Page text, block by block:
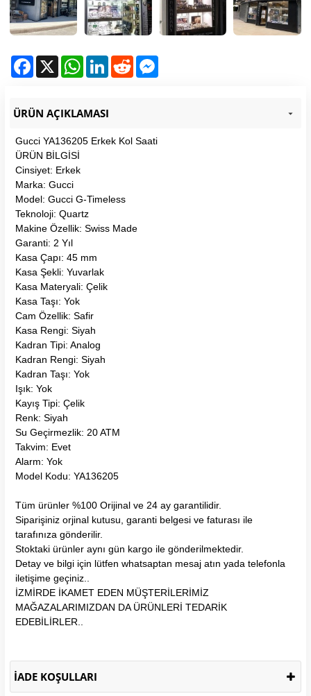
Facebook WhatsAppLinkedInReddit
ÜRÜN AÇIKLAMASI
Gucci YA136205 Erkek Kol Saati
ÜRÜN BİLGİSİ
Cinsiyet: Erkek
Marka: Gucci
Model: Gucci G-Timeless
Teknoloji: Quartz
Makine Özellik: Swiss Made
Garanti: 2 Yıl
Kasa Çapı: 45 mm
Kasa Şekli: Yuvarlak
Kasa Materyali: Çelik
Kasa Taşı: Yok
Cam Özellik: Safir
Kasa Rengi: Siyah
Kadran Tipi: Analog
Kadran Rengi: Siyah
Kadran Taşı: Yok
Işık: Yok
Kayış Tipi: Çelik
Renk: Siyah
Su Geçirmezlik: 20 ATM
Takvim: Evet
Alarm: Yok
Model Kodu: YA136205
Tüm ürünler %100 Orijinal ve 24 ay garantilidir.
Siparişiniz orjinal kutusu, garanti belgesi ve faturası ile
tarafınıza gönderilir.
Stoktaki ürünler aynı gün kargo ile gönderilmektedir.
Detay ve bilgi için lütfen whatsaptan mesaj atın yada telefonla
iletişime geçiniz..
İZMİRDE İKAMET EDEN MÜŞTERİLERİMİZ
MAĞAZALARIMIZDAN DA ÜRÜNLERİ TEDARİK
EDEBİLİRLER..
İADE KOŞULLARI